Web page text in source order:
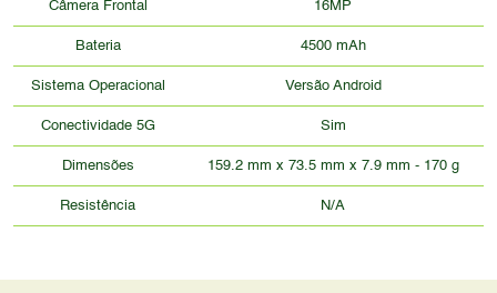
Câmera Frontal 16MP
Bateria 4500 mAh
Sistema Operacional Versão Android
Conectividade 5G Sim
Dimensões 159.2 mm x 73.5 mm x 7.9 mm - 170 g
Resistência N/A